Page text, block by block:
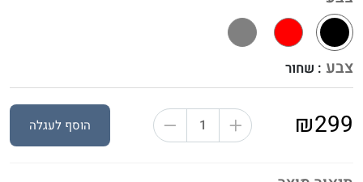
צבע : שחור
₪299 הוסף לעגלה